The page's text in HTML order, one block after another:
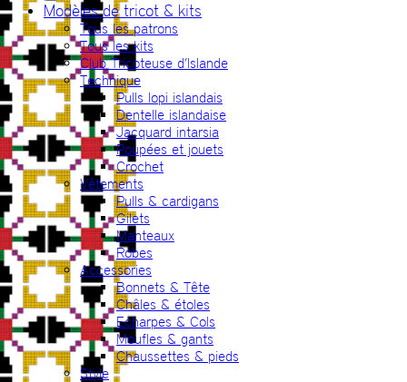
Modèles de tricot & kits
Tous les patrons
Tous les kits
Club Tricoteuse d’Islande
Technique
Pulls lopi islandais
Dentelle islandaise
Jacquard intarsia
Poupées et jouets
Crochet
Vêtements
Pulls & cardigans
Gilets
Manteaux
Robes
Accessories
Bonnets & Tête
Châles & étoles
Echarpes & Cols
Moufles & gants
Chaussettes & pieds
Style